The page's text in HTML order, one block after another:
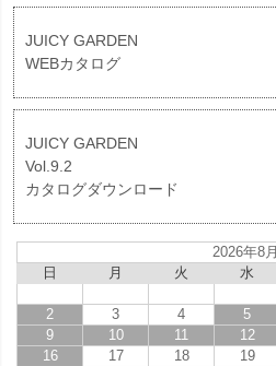
JUICY GARDEN
WEBカタログ
JUICY GARDEN
Vol.9.2
カタログダウンロード
2026年8月
日
月 火 水
2
3 4 5
9
10 11 12
16
17 18 19